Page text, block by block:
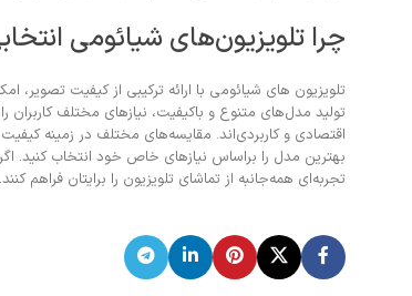
چرا تلویزیون‌های شیائومی
تلویزیون های شیائومی با ارائه ترکیبی از کیفیت
تولید مدل‌های متنوع و باکیفیت، نیازهای مختلف کاربران
اقتصادی و کاربردی‌اند. مقایسه‌های مختلف در زمینه
بهترین مدل را براساس نیازهای خاص خود انتخاب کنید.
تجربه‌ای همه‌جانبه از تماشای تلویزیون را برایتان فراهم کنند.